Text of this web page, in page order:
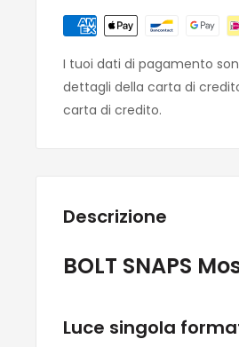
I tuoi dati di pagamento
dettagli della carta di
carta di credito.
Descrizione
BOLT SNAPS
Luce singola